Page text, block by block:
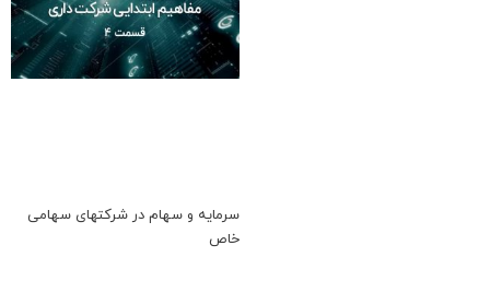
سرمایه و سهام در شرکتهای سهامی
خاص